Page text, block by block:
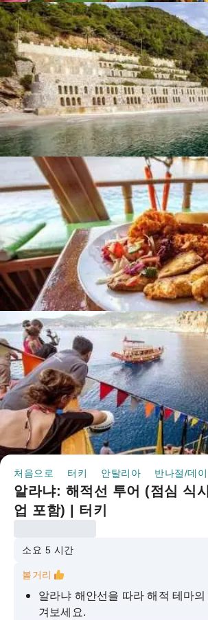
처음으로 터키 안탈리아 반나절/데
알라냐: 해적선 투어 (점심 식
업 포함) | 터키
소요 5 시간
볼거리
알라냐 해안선을 따라 해적 테마
겨보세요.